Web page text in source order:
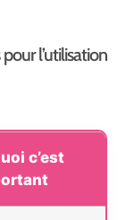
l’utilisation
c’est